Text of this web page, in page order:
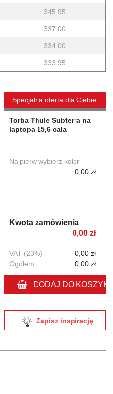
345.95
337.00
334.00
333.95
Specjalna oferta dla Ciebie:
Torba Thule Subterra na
laptopa 15,6 cala
Najpierw wybierz kolor
0,00 zł
Kwota zamówienia
0,00 zł
VAT (23%)
0,00 zł
Ogółem
0,00 zł
DODAJ DO
Zapisz inspirację